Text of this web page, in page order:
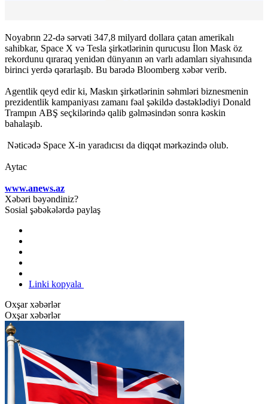
Noyabrın 22-də sərvəti 347,8 milyard dollara çatan amerikalı
sahibkar, Space X və Tesla şirkətlərinin qurucusu İlon Mask öz
rekordunu qıraraq yenidən dünyanın ən varlı adamları siyahısında
birinci yerdə qərarlaşıb. Bu barədə Bloomberg xəbər verib.
Agentlik qeyd edir ki, Maskın şirkətlərinin səhmləri biznesmenin
prezidentlik kampaniyası zamanı fəal şəkildə dəstəklədiyi Donald
Trampın ABŞ seçkilərində qalib gəlməsindən sonra kəskin
bahalaşıb.
Nəticədə Space X-in yaradıcısı da diqqət mərkəzində olub.
Aytac
www.anews.az
Xəbəri bəyəndiniz?
Sosial şəbəkələrdə paylaş
Linki kopyala
Oxşar xəbərlər
Oxşar xəbərlər